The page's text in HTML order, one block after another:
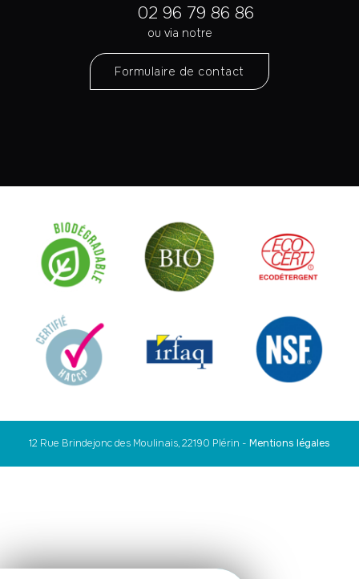
02 96 79 86 86
ou via notre
Formulaire de contact
12 Rue Brindejonc des Moulinais, 22190 Plérin - Mentions légales